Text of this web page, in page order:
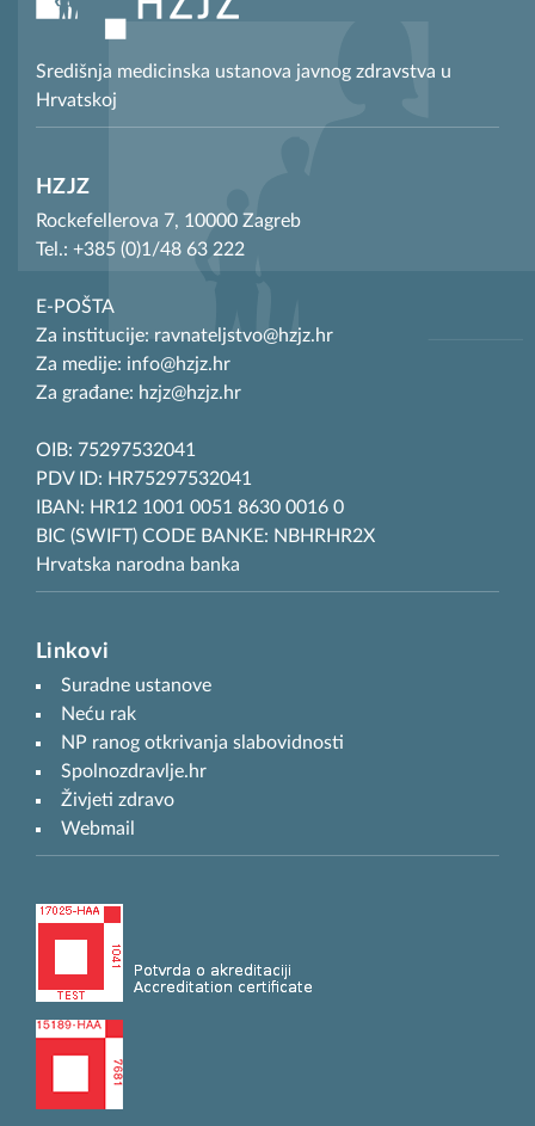
Središnja medicinska ustanova javnog zdravstva u
Hrvatskoj
HZJZ
Rockefellerova 7, 10000 Zagreb
Tel.: +385 (0)1/48 63 222
E-POŠTA
Za institucije: ravnateljstvo@hzjz.hr
Za medije: info@hzjz.hr
Za građane: hzjz@hzjz.hr
OIB: 75297532041
PDV ID: HR75297532041
IBAN: HR12 1001 0051 8630 0016 0
BIC (SWIFT) CODE BANKE: NBHRHR2X
Hrvatska narodna banka
Linkovi
Suradne ustanove
Neću rak
NP ranog otkrivanja slabovidnosti
Spolnozdravlje.hr
Živjeti zdravo
Webmail